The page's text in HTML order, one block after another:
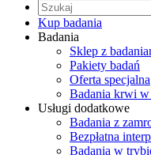
Kup badania
Badania
Sklep z
Pakiety badań
Oferta specjalna
Badania krwi w
Usługi dodatkowe
Badania z
Bezpłatna
Badania w